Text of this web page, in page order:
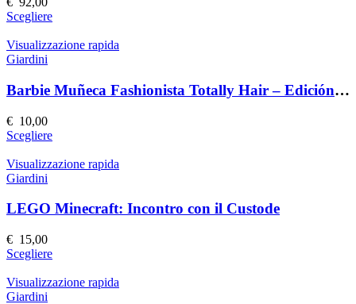
scelte
nella
pagina
prodotto
ScegliereQuesto
ha
Le
opzioni
scelte
nella
pagina
prodotto
Visualizzazione rapida
Giardini
Barbie Muñeca Fashionista Totally Hair – Edición Speciale
€ 10,00
ScegliereQuesto
ha
Le
scelte
nella
pagina
Visualizzazione rapida
Giardini
LEGO Minecraft: Incontro con il Custode
€ 15,00
ScegliereQuesto
ha
Visualizzazione rapida
Giardini